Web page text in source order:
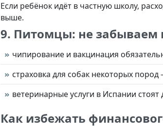
Если ребёнок идёт в частную школу,
выше.
9. Питомцы: не забываем
чипирование и вакцинация
страховка для собак некоторых
ветеринарные услуги в Испании
Как избежать